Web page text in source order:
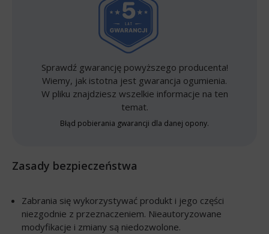
Sprawdź gwarancję powyższego producenta!
Wiemy, jak istotna jest gwarancja ogumienia.
W pliku znajdziesz wszelkie informacje na ten
temat.
Błąd pobierania gwarancji dla danej opony.
Zasady bezpieczeństwa
Zabrania się wykorzystywać produkt i jego części
niezgodnie z przeznaczeniem. Nieautoryzowane
modyfikacje i zmiany są niedozwolone.